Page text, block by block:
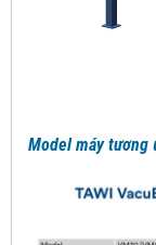
Model máy